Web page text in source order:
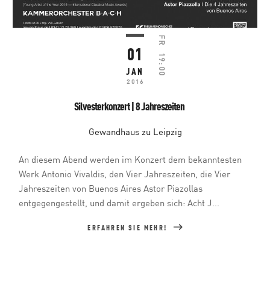
01
JAN
2016
FR
19:00
Silvesterkonzert | 8 Jahreszeiten
Gewandhaus zu Leipzig
An diesem Abend werden im Konzert dem bekanntesten
Werk Antonio Vivaldis, den Vier Jahreszeiten, die Vier
Jahreszeiten von Buenos Aires Astor Piazollas
entgegengestellt, und damit ergeben sich: Acht J...
ERFAHREN SIE MEHR!